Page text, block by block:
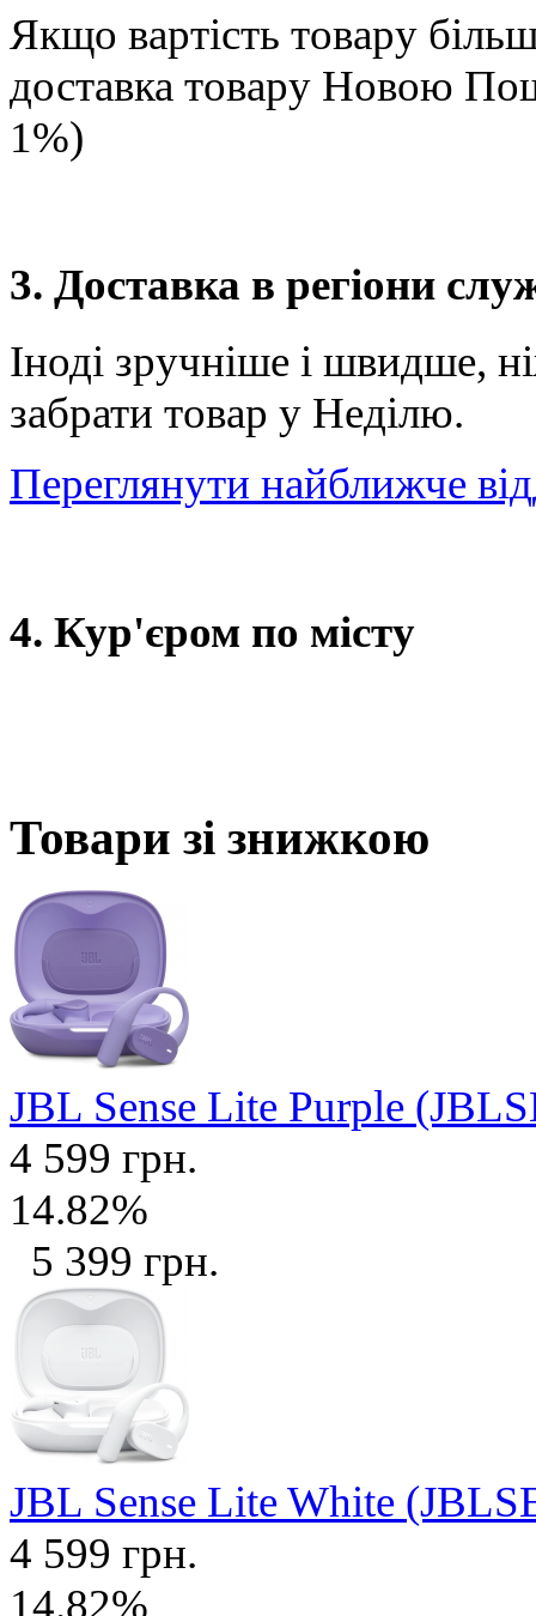
Якщо вартість товару
доставка товару Новою
1%)
3. Доставка в регіони
Іноді зручніше і швидше,
забрати товар у Неділю.
Переглянути найближче
4. Кур'єром по місту
Товари зі знижкою
JBL Sense Lite Purple
4 599 грн.
14.82%
5 399 грн.
JBL Sense Lite White
4 599 грн.
14.82%